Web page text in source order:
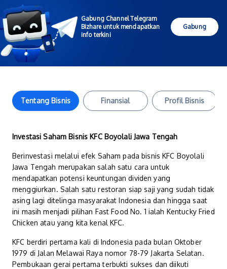
Gabung Channel Telegram
Bizhare untuk mendapatkan
info terkini
Gabung
Tentang Bisnis Finansial Profil Bisnis
Investasi Saham Bisnis KFC Boyolali Jawa Tengah
Berinvestasi melalui efek Saham pada bisnis KFC Boyolali
Jawa Tengah merupakan salah satu cara untuk
mendapatkan potensi keuntungan dividen yang
menggiurkan. Salah satu restoran siap saji yang sudah tidak
asing lagi ditelinga masyarakat Indonesia dan hingga saat
ini masih menjadi pilihan Fast Food No. 1 ialah Kentucky Fried
Chicken atau yang kita kenal KFC.
KFC berdiri pertama kali di Indonesia pada bulan Oktober
1979 di Jalan Melawai Raya nomor 78-79 Jakarta Selatan.
Pembukaan gerai pertama terbukti sukses dan diikuti